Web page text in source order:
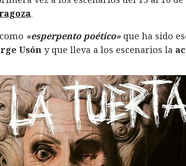
l p
a
rt
ir
.
«esperpento poético» que ha sido
Usón y que lleva a los escenarios la